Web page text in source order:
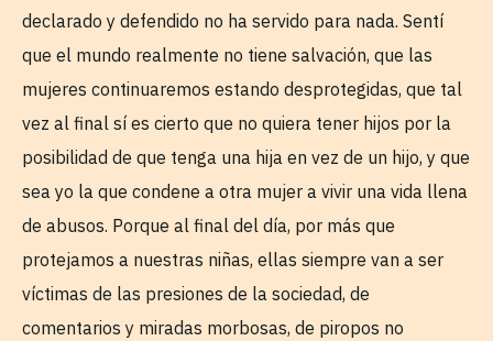
declarado y defendido no ha servido para nada. Sentí
que el mundo realmente no tiene salvación, que las
mujeres continuaremos estando desprotegidas, que tal
vez al final sí es cierto que no quiera tener hijos por la
posibilidad de que tenga una hija en vez de un hijo, y que
sea yo la que condene a otra mujer a vivir una vida llena
de abusos. Porque al final del día, por más que
protejamos a nuestras niñas, ellas siempre van a ser
víctimas de las presiones de la sociedad, de
comentarios y miradas morbosas, de piropos no